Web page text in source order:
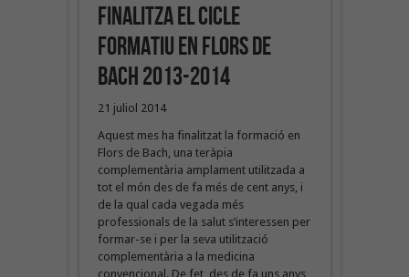
Finalitza el cicle
formatiu en Flors de
Bach 2013-2014
21 juliol 2014
Aquest mes ha finalitzat la formació en
Flors de Bach, una teràpia
complementària amplament utilitzada a
tot el món des de fa més de cent anys, i
de la qual cada vegada més
professionals de la salut s’interessen per
formar-se i per la seva utilització
complementària a la medicina
convencional. De fet, des de fa uns anys